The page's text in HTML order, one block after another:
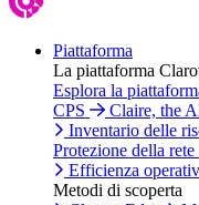
Piattaforma
La piattaforma
Esplora la
CPS
Claire, the
Inventario delle
Protezione della rete
Efficienza
Metodi di scoperta